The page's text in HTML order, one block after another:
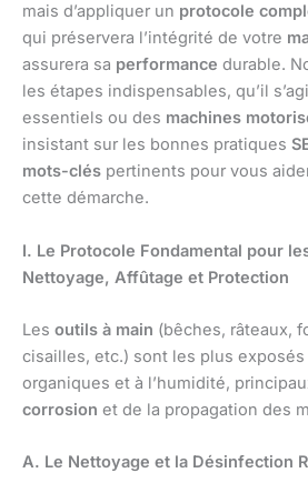
mais d’appliquer un protocole
qui préservera l’intégrité de votre
assurera sa performance durable.
les étapes indispensables, qu’il
essentiels ou des machines
insistant sur les bonnes pratiques
mots-clés pertinents pour vous
cette démarche.
I. Le Protocole Fondamental pour
Nettoyage, Affûtage et Protection
Les outils à main (bêches, râteaux,
cisailles, etc.) sont les plus exposés
organiques et à l’humidité,
corrosion et de la propagation des
A. Le Nettoyage et la Désinfection